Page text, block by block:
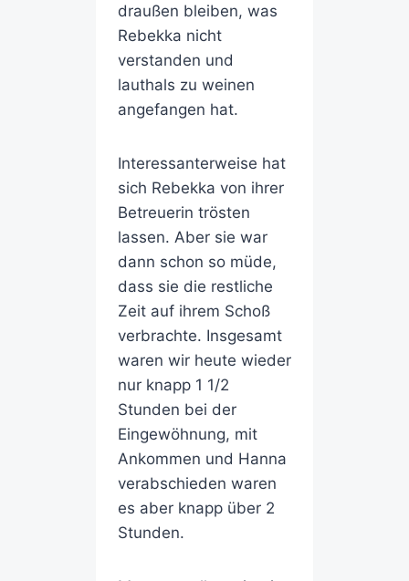
draußen bleiben, was
Rebekka nicht
verstanden und
lauthals zu weinen
angefangen hat.
Interessanterweise hat
sich Rebekka von ihrer
Betreuerin trösten
lassen. Aber sie war
dann schon so müde,
dass sie die restliche
Zeit auf ihrem Schoß
verbrachte. Insgesamt
waren wir heute wieder
nur knapp 1 1/2
Stunden bei der
Eingewöhnung, mit
Ankommen und Hanna
verabschieden waren
es aber knapp über 2
Stunden.